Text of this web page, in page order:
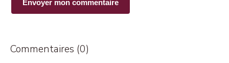
Commentaires (0)